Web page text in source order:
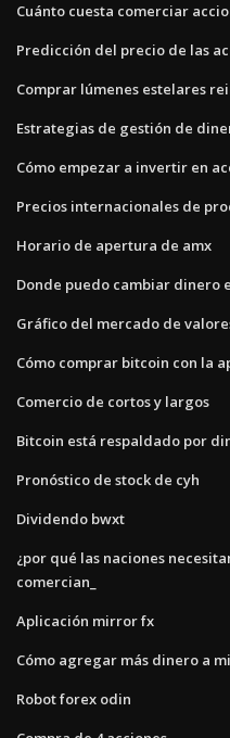
Cuánto cuesta comerciar
Predicción del precio de las
Comprar lúmenes estelares
Estrategias de gestión de
Cómo empezar a invertir en
Precios internacionales de
Horario de apertura de amx
Donde puedo cambiar dinero
Gráfico del mercado de
Cómo comprar bitcoin con la
Comercio de cortos y largos
Bitcoin está respaldado por
Pronóstico de stock de cyh
Dividendo bwxt
¿por qué las naciones
comercian_
Aplicación mirror fx
Cómo agregar más dinero a
Robot forex odin